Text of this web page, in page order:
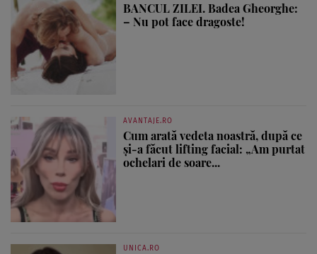
BANCUL ZILEI. Badea Gheorghe:
– Nu pot face dragoste!
AVANTAJE.RO
Cum arată vedeta noastră, după ce
și-a făcut lifting facial: „Am purtat
ochelari de soare...
UNICA.RO